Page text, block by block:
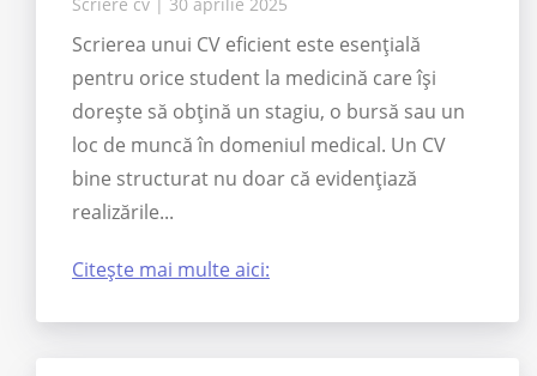
Scrierea unui CV eficient este esențială
pentru orice student la medicină care își
dorește să obțină un stagiu, o bursă sau un
loc de muncă în domeniul medical. Un CV
bine structurat nu doar că evidențiază
realizările...
Citește mai multe aici: